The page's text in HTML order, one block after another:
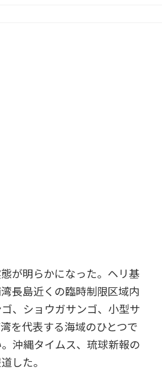
が明らかになった。ヘリ基
長島近くの臨時制限区域内
、ショウガサンゴ、小型サ
を代表する海域のひとつで
沖縄タイムス、琉球新報の
した。